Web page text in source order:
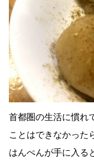
首都圏の生活に慣れ
ことはできなかった
はんぺんが手に入る